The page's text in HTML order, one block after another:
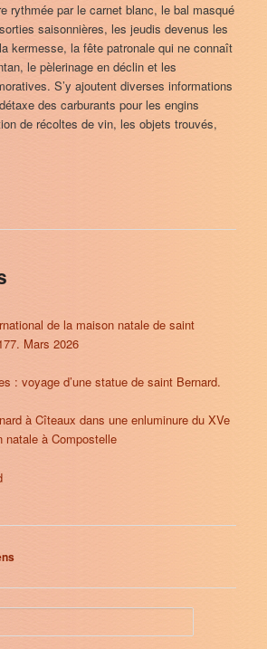
rythmée par le carnet blanc, le bal masqué
saisonnières, les jeudis devenus les
kermesse, la fête patronale qui ne connaît
le pèlerinage en déclin et les
S’y ajoutent diverses informations
des carburants pour les engins
de récoltes de vin, les objets trouvés,
de la maison natale de saint
Mars 2026
: voyage d’une statue de saint Bernard.
à Cîteaux dans une enluminure du XVe
à Compostelle